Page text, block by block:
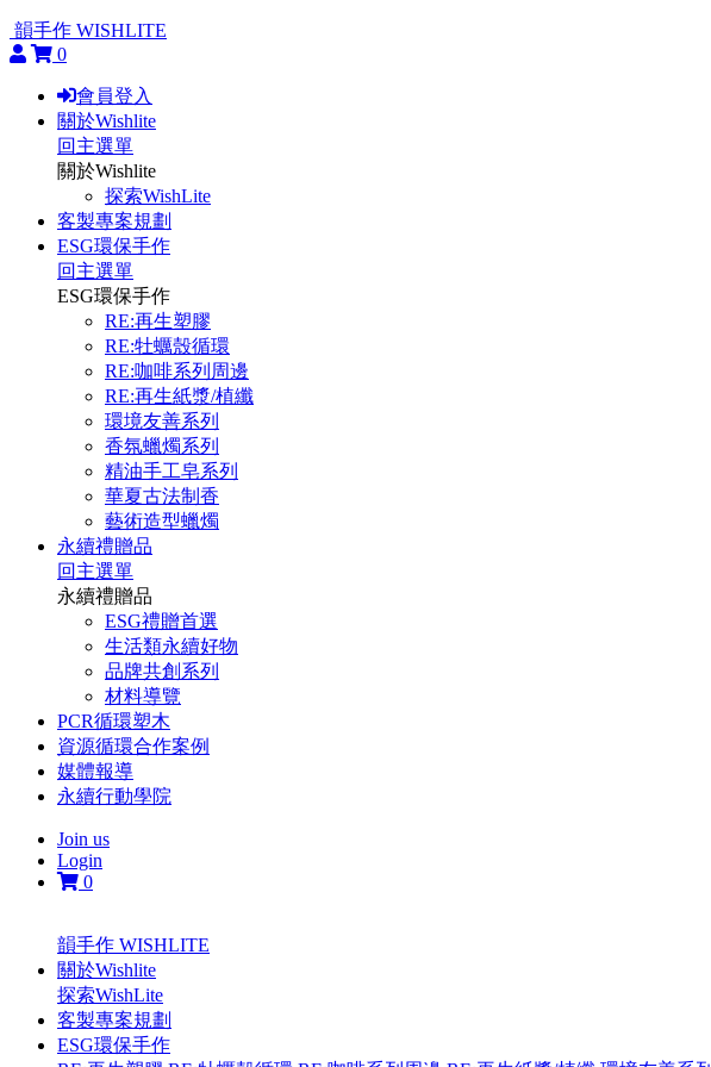
韻手作 WISHLITE
0
會員登入
關於Wishlite
回主選單
關於Wishlite
探索WishLite
客製專案規劃
ESG環保手作
回主選單
ESG環保手作
RE:再生塑膠
RE:牡蠣殼循環
RE:咖啡系列周邊
RE:再生紙漿/植纖
環境友善系列
香氛蠟燭系列
精油手工皂系列
華夏古法制香
藝術造型蠟燭
永續禮贈品
回主選單
永續禮贈品
ESG禮贈首選
生活類永續好物
品牌共創系列
材料導覽
PCR循環塑木
資源循環合作案例
媒體報導
永續行動學院
Join us
Login
0
韻手作 WISHLITE
關於Wishlite
探索WishLite
客製專案規劃
ESG環保手作